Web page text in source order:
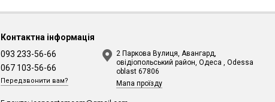
Контактна інформація
093 233-56-66
067 103-56-66
Передзвонити вам?
2 Паркова Вулиця, Авангард,
овідіопольський район, Одеса , Odessa
oblast 67806
Мапа проїзду